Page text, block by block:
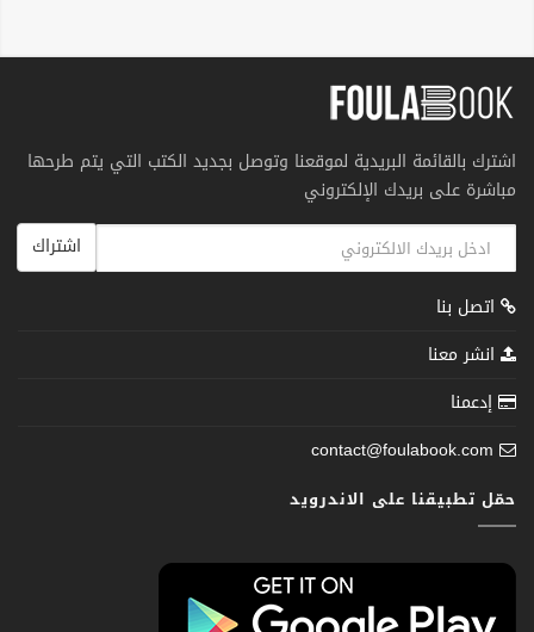
اشترك بالقائمة البريدية لموقعنا وتوصل بجديد الكتب التي يتم طرحها
مباشرة على بريدك الإلكتروني
اشتراك
اتصل بنا
انشر معنا
إدعمنا
contact@foulabook.com
حمّل تطبيقنا على الاندرويد